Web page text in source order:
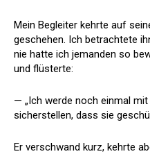
Mein Begleiter kehrte auf
geschehen. Ich betrachtete
nie hatte ich jemanden so
und flüsterte:
— „Ich werde noch einmal
sicherstellen, dass sie
Er verschwand kurz, kehrte